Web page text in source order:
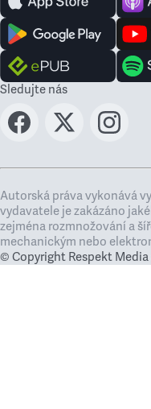
Sledujte nás
Autorská práva vykonává
vydavatele je zakázáno
zejména rozmnožování a
mechanickým nebo
© Copyright Respekt Media